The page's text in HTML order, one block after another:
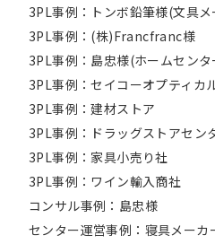
3PL事例：トンボ鉛筆様(文具
3PL事例：(株)Francfranc様
3PL事例：島忠様(ホームセンタ
3PL事例：セイコーオプティカ
3PL事例：建材ストア
3PL事例：ドラッグストアセン
3PL事例：家具小売り社
3PL事例：ワイン輸入商社
コンサル事例：島忠様
センター運営事例：寝具メーカ